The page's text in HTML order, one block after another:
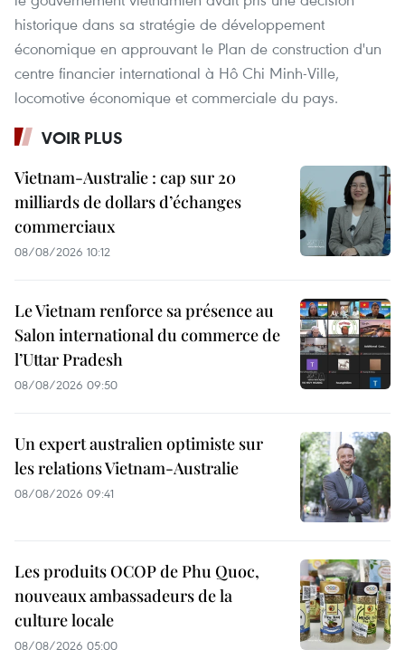
historique dans sa stratégie de développement
économique en approuvant le Plan de construction d'un
centre financier international à Hô Chi Minh-Ville,
locomotive économique et commerciale du pays.
VOIR PLUS
Vietnam-Australie : cap sur 20
milliards de dollars d’échanges
commerciaux
08/08/2026 10:12
Le Vietnam renforce sa présence au
Salon international du commerce de
l’Uttar Pradesh
08/08/2026 09:50
Un expert australien optimiste sur
les relations Vietnam-Australie
08/08/2026 09:41
Les produits OCOP de Phu Quoc,
nouveaux ambassadeurs de la
culture locale
08/08/2026 05:00